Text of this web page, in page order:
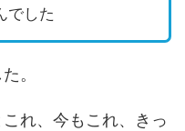
でした
。
れ、今もこれ、きっ